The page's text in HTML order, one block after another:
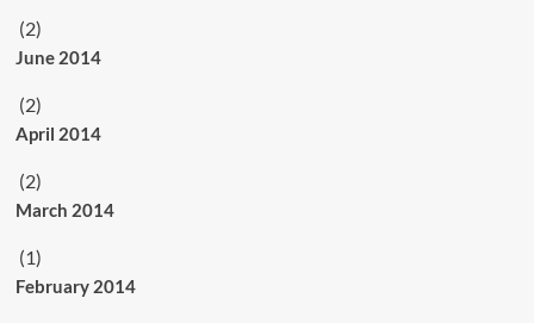
(2)
June 2014
(2)
April 2014
(2)
March 2014
(1)
February 2014